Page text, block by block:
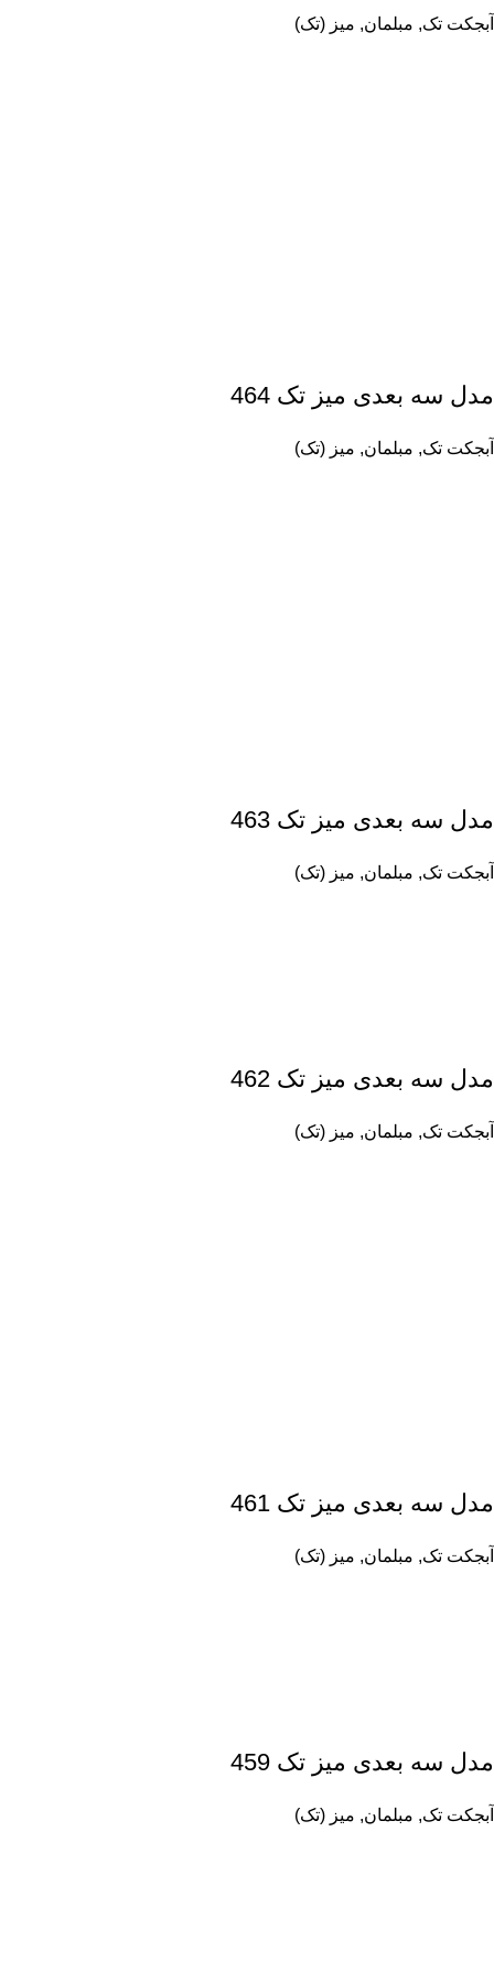
آبجکت تک, مبلمان, میز (تک)
مدل سه بعدی میز تک 464
آبجکت تک, مبلمان, میز (تک)
مدل سه بعدی میز تک 463
آبجکت تک, مبلمان, میز (تک)
مدل سه بعدی میز تک 462
آبجکت تک, مبلمان, میز (تک)
مدل سه بعدی میز تک 461
آبجکت تک, مبلمان, میز (تک)
مدل سه بعدی میز تک 459
آبجکت تک, مبلمان, میز (تک)